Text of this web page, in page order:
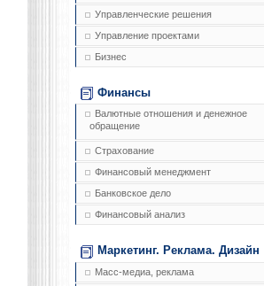
Управленческие решения
Управление проектами
Бизнес
Финансы
Валютные отношения и денежное
обращение
Страхование
Финансовый менеджмент
Банковское дело
Финансовый анализ
Маркетинг. Реклама. Дизайн
Масс-медиа, реклама